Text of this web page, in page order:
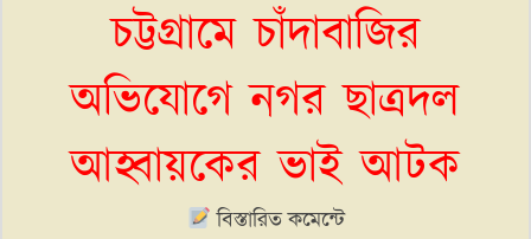
চট্টগ্রামে চাঁদাবাজির
অভিযোগে নগর ছাত্রদল
আহ্বায়কের ভাই আটক
বিস্তারিত কমেন্টে